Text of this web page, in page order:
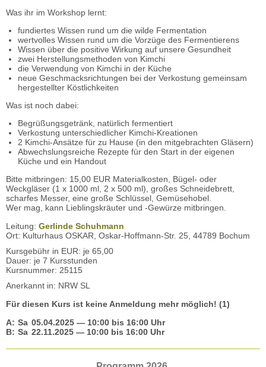
Was ihr im Workshop lernt:
fundiertes Wissen rund um die wilde Fermentation
wertvolles Wissen rund um die Vorzüge des Fermentierens
Wissen über die positive Wirkung auf unsere Gesundheit
zwei Herstellungsmethoden von Kimchi
die Verwendung von Kimchi in der Küche
neue Geschmacksrichtungen bei der Verkostung gemeinsam
hergestellter Köstlichkeiten
Was ist noch dabei:
Begrüßungsgetränk, natürlich fermentiert
Verkostung unterschiedlicher Kimchi-Kreationen
2 Kimchi-Ansätze für zu Hause (in den mitgebrachten Gläsern)
Abwechslungsreiche Rezepte für den Start in der eigenen
Küche und ein Handout
Bitte mitbringen: 15,00 EUR Materialkosten, Bügel- oder
Weckgläser (1 x 1000 ml, 2 x 500 ml), großes Schneidebrett,
scharfes Messer, eine große Schlüssel, Gemüsehobel.
Wer mag, kann Lieblingskräuter und -Gewürze mitbringen.
Leitung: Gerlinde Schuhmann
Ort: Kulturhaus OSKAR, Oskar-Hoffmann-Str. 25, 44789 Bochum
Kursgebühr in EUR: je 65,00
Dauer: je 7 Kursstunden
Kursnummer: 25115
Anerkannt in: NRW SL
Für diesen Kurs ist keine Anmeldung mehr möglich! (1)
A: Sa 05.04.2025 — 10:00 bis 16:00 Uhr
B: Sa 22.11.2025 — 10:00 bis 16:00 Uhr